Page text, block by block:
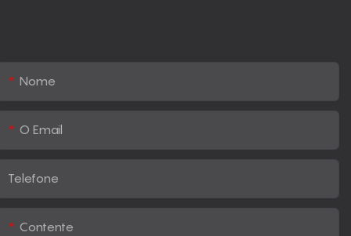
Nome
O Email
Telefone
Contente